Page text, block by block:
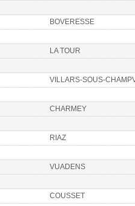
BOVERESSE
LA TOUR
VILLARS-SOUS-
CHARMEY
RIAZ
VUADENS
COUSSET